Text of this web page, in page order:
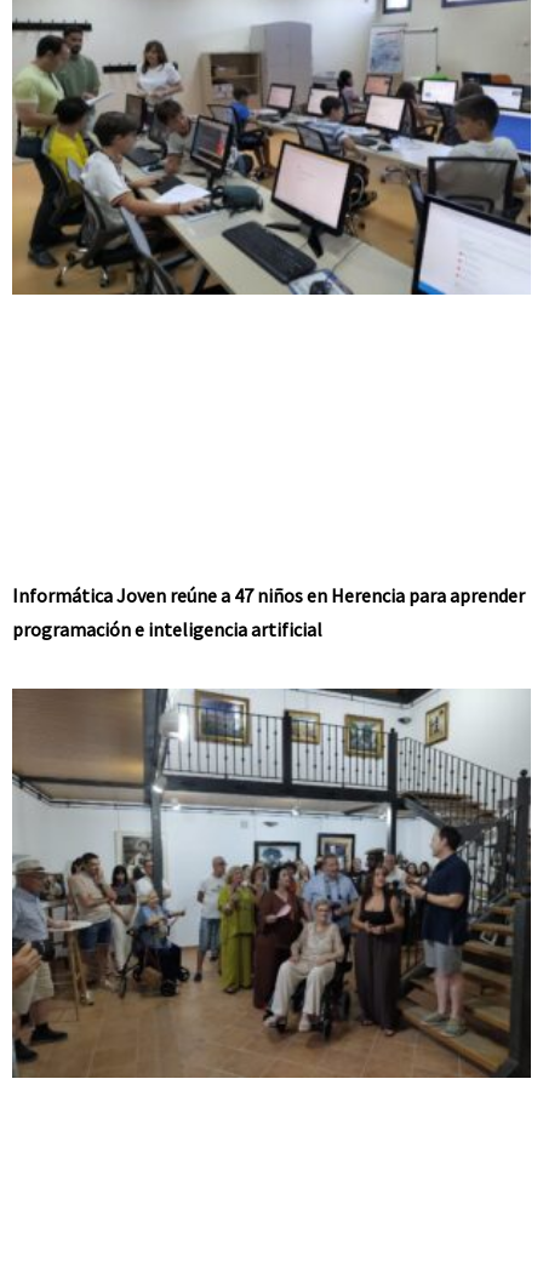
Informática Joven reúne a 47 niños en Herencia para aprender
programación e inteligencia artificial